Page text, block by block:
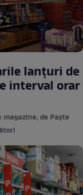
lanțuri de
interval orar
de Paște